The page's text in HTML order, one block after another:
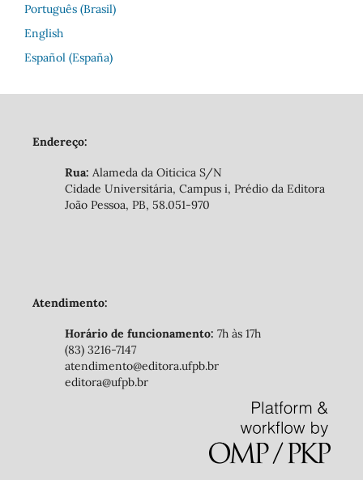
Português (Brasil)
English
Español (España)
Endereço:
Rua: Alameda da Oiticica S/N
Cidade Universitária, Campus i, Prédio da Editora
João Pessoa, PB, 58.051-970
Atendimento:
Horário de funcionamento: 7h às 17h
(83) 3216-7147
atendimento@editora.ufpb.br
editora@ufpb.br